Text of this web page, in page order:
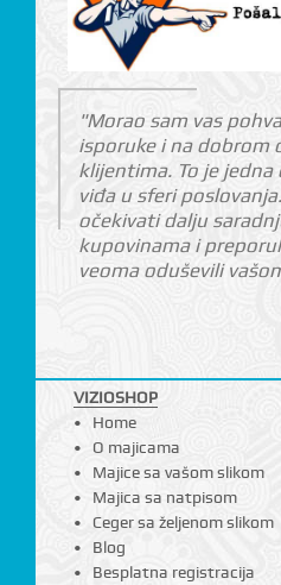
"Morao sam vas
isporuke i na dobrom
klijentima. To je
viđa u sferi
očekivati dalju
kupovinama i
veoma oduševili
VIZIOSHOP
Home
O majicama
Majice sa vašom slikom
Majica sa natpisom
Ceger sa željenom slikom
Blog
Besplatna registracija